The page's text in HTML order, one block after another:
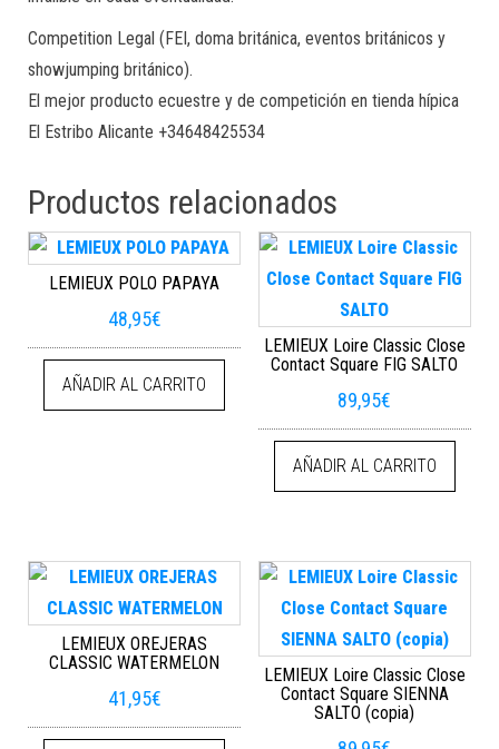
Competition Legal (FEI, doma británica, eventos británicos y
showjumping británico).
El mejor producto ecuestre y de competición en tienda hípica
El Estribo Alicante +34648425534
Productos relacionados
LEMIEUX POLO PAPAYA
48,95€
AÑADIR AL CARRITO
LEMIEUX Loire Classic Close
Contact Square FIG SALTO
89,95€
AÑADIR AL CARRITO
LEMIEUX OREJERAS
CLASSIC WATERMELON
41,95€
LEMIEUX Loire Classic Close
Contact Square SIENNA
SALTO (copia)